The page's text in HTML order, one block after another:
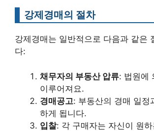
강제경매의 절차
강제경매는 일반적으로 다음과 같은
다:
채무자의 부동산 압류: 법원에
이루어져요.
경매공고: 부동산의 경매 일정
하게 됩니다.
입찰: 각 구매자는 자신이 원